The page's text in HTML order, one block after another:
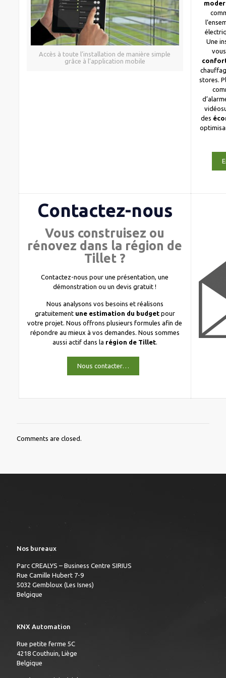
Accès à toute l’installation de manière simple
grâce à l’application mobile
Une
stores.
des
Contactez-nous
Vous construisez ou
rénovez dans la région de
Tillet ?
Contactez-nous pour une présentation, une
démonstration ou un devis gratuit !
Nous analysons vos besoins et réalisons
gratuitement une estimation du budgetpour
votre projet. Nous offrons plusieurs formules afin de
répondre au mieux à vos demandes. Nous sommes
aussi actif dans la région de Tillet.
Nous contacter…
Comments are closed.
Nos bureaux
Parc CREALYS – Business Centre SIRIUS
Rue Camille Hubert 7-9
5032 Gembloux (Les Isnes)
Belgique
KNX Automation
Rue petite ferme 5C
4218 Couthuin, Liège
Belgique